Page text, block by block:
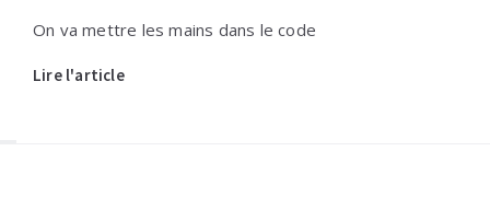
On va mettre les mains dans le code
Lire l'article